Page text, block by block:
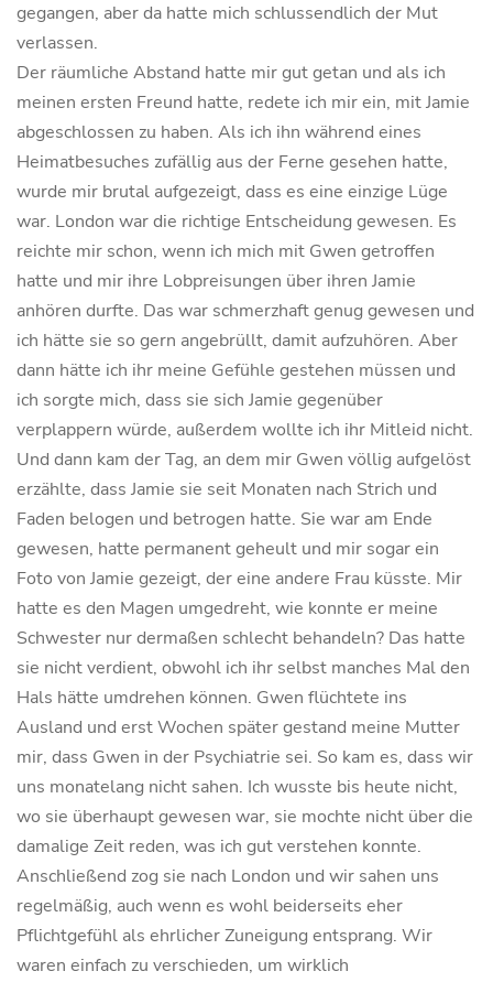
gegangen, aber da hatte mich schlussendlich der Mut
verlassen.
Der räumliche Abstand hatte mir gut getan und als ich
meinen ersten Freund hatte, redete ich mir ein, mit Jamie
abgeschlossen zu haben. Als ich ihn während eines
Heimatbesuches zufällig aus der Ferne gesehen hatte,
wurde mir brutal aufgezeigt, dass es eine einzige Lüge
war. London war die richtige Entscheidung gewesen. Es
reichte mir schon, wenn ich mich mit Gwen getroffen
hatte und mir ihre Lobpreisungen über ihren Jamie
anhören durfte. Das war schmerzhaft genug gewesen und
ich hätte sie so gern angebrüllt, damit aufzuhören. Aber
dann hätte ich ihr meine Gefühle gestehen müssen und
ich sorgte mich, dass sie sich Jamie gegenüber
verplappern würde, außerdem wollte ich ihr Mitleid nicht.
Und dann kam der Tag, an dem mir Gwen völlig aufgelöst
erzählte, dass Jamie sie seit Monaten nach Strich und
Faden belogen und betrogen hatte. Sie war am Ende
gewesen, hatte permanent geheult und mir sogar ein
Foto von Jamie gezeigt, der eine andere Frau küsste. Mir
hatte es den Magen umgedreht, wie konnte er meine
Schwester nur dermaßen schlecht behandeln? Das hatte
sie nicht verdient, obwohl ich ihr selbst manches Mal den
Hals hätte umdrehen können. Gwen flüchtete ins
Ausland und erst Wochen später gestand meine Mutter
mir, dass Gwen in der Psychiatrie sei. So kam es, dass wir
uns monatelang nicht sahen. Ich wusste bis heute nicht,
wo sie überhaupt gewesen war, sie mochte nicht über die
damalige Zeit reden, was ich gut verstehen konnte.
Anschließend zog sie nach London und wir sahen uns
regelmäßig, auch wenn es wohl beiderseits eher
Pflichtgefühl als ehrlicher Zuneigung entsprang. Wir
waren einfach zu verschieden, um wirklich